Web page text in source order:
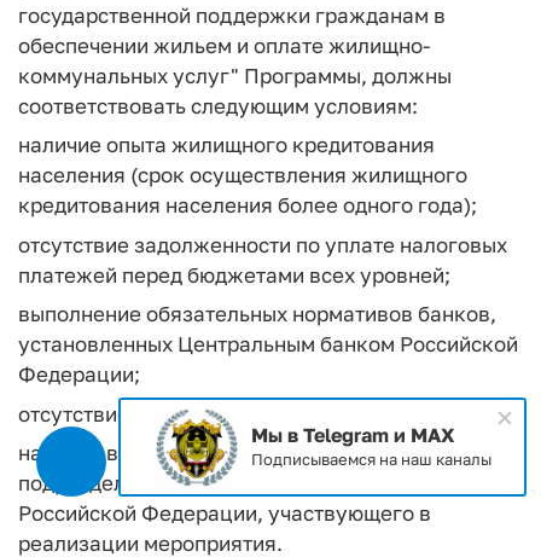
государственной поддержки гражданам в
обеспечении жильем и оплате жилищно-
коммунальных услуг" Программы, должны
соответствовать следующим условиям:
наличие опыта жилищного кредитования
населения (срок осуществления жилищного
кредитования населения более одного года);
отсутствие задолженности по уплате налоговых
платежей перед бюджетами всех уровней;
выполнение обязательных нормативов банков,
установленных Центральным банком Российской
Федерации;
отсутствие убытков за последний отчетный год;
наличие внутреннего структурного
подразделения банка на территории субъекта
Российской Федерации, участвующего в
реализации мероприятия.
Мы в Telegram и MAX
Подписываемся на наш каналы